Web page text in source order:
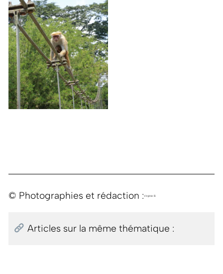
© Photographies et rédaction :Virginie B.
Articles sur la même thématique :